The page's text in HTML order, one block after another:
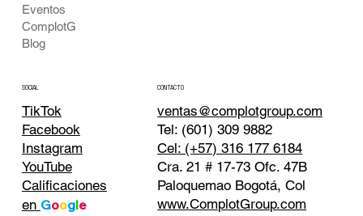
Eventos
ComplotG
Blog
SOCIAL
TikTok
Facebook
Instagram
YouTube
Calificaciones
en Google
CONTACTO
ventas@complotgroup.com
Tel: (601) 309 9882
Cel: (+57) 316 177 6184
Cra. 21 # 17-73 Ofc. 47B
Paloquemao Bogotá, Col
www.ComplotGroup.com